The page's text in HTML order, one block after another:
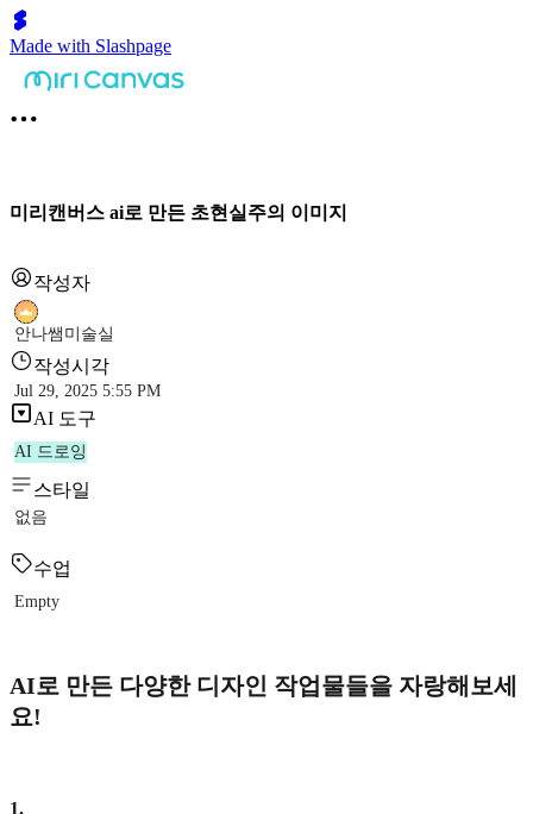
Made with Slashpage
미리캔버스 ai로 만든 초현실주의 이미지
작성자
안나쌤미술실
작성시각
Jul 29, 2025 5:55 PM
AI 도구
AI 드로잉
스타일
없음
수업
Empty
AI로 만든 다양한 디자인 작업물들을 자랑해보세
요!
1.